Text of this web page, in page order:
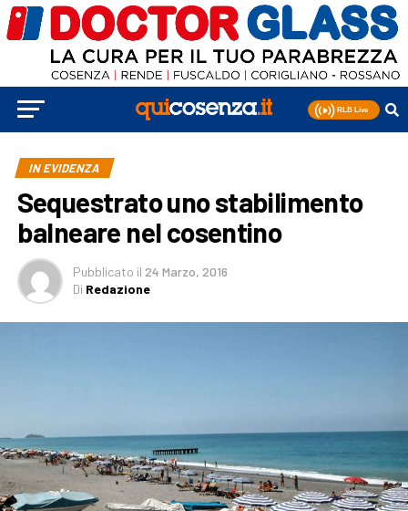
IN EVIDENZA
Sequestrato uno stabilimento
balneare nel cosentino
Pubblicato il 24 Marzo, 2016
Di Redazione